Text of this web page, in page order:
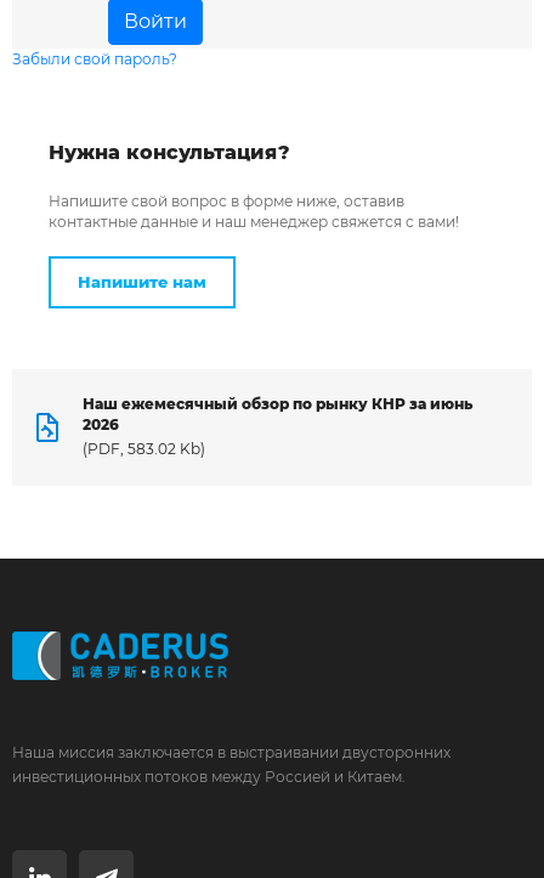
Нужна консультация?
Напишите свой вопрос в форме ниже, оставив
контактные данные и наш менеджер свяжется с вами!
Напишите нам
Наш ежемесячный обзор по рынку КНР за июнь
2026
(PDF, 583.02 Kb)
Забыли свой пароль?
Наша миссия заключается в выстраивании двусторонних
инвестиционных потоков между Россией и Китаем.
Введите символы на картинке: *
Я даю согласие на обработку